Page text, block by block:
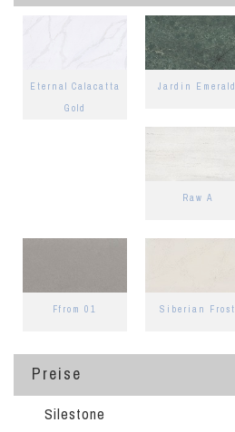
Eternal Calacatta
Gold
Jardin Emerald
Raw A
Ffrom 01 Siberian Frost
Preise
Silestone